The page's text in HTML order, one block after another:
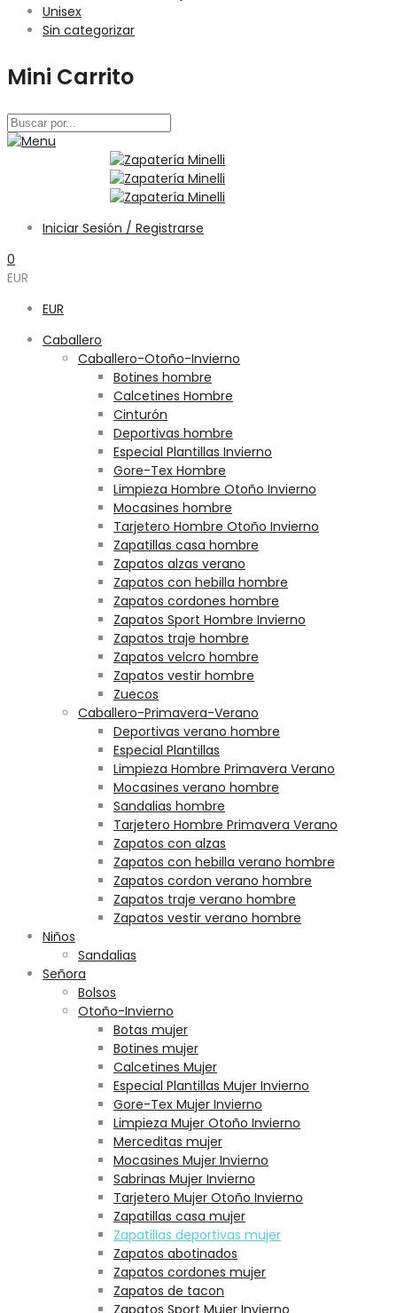
Unisex
Sin categorizar
Mini Carrito
Iniciar Sesión / Registrarse
0
EUR
EUR
Caballero
Caballero-Otoño-Invierno
Botines hombre
Calcetines Hombre
Cinturón
Deportivas hombre
Especial Plantillas Invierno
Gore-Tex Hombre
Limpieza Hombre Otoño Invierno
Mocasines hombre
Tarjetero Hombre Otoño Invierno
Zapatillas casa hombre
Zapatos alzas verano
Zapatos con hebilla hombre
Zapatos cordones hombre
Zapatos Sport Hombre Invierno
Zapatos traje hombre
Zapatos velcro hombre
Zapatos vestir hombre
Zuecos
Caballero-Primavera-Verano
Deportivas verano hombre
Especial Plantillas
Limpieza Hombre Primavera Verano
Mocasines verano hombre
Sandalias hombre
Tarjetero Hombre Primavera Verano
Zapatos con alzas
Zapatos con hebilla verano hombre
Zapatos cordon verano hombre
Zapatos traje verano hombre
Zapatos vestir verano hombre
Niños
Sandalias
Señora
Bolsos
Otoño-Invierno
Botas mujer
Botines mujer
Calcetines Mujer
Especial Plantillas Mujer Invierno
Gore-Tex Mujer Invierno
Limpieza Mujer Otoño Invierno
Merceditas mujer
Mocasines Mujer Invierno
Sabrinas Mujer Invierno
Tarjetero Mujer Otoño Invierno
Zapatillas casa mujer
Zapatillas deportivas mujer
Zapatos abotinados
Zapatos cordones mujer
Zapatos de tacon
Zapatos Sport Mujer Invierno